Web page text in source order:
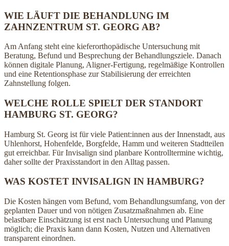
WIE LÄUFT DIE BEHANDLUNG IM
ZAHNZENTRUM ST. GEORG AB?
Am Anfang steht eine kieferorthopädische Untersuchung mit
Beratung, Befund und Besprechung der Behandlungsziele. Danach
können digitale Planung, Aligner-Fertigung, regelmäßige Kontrollen
und eine Retentionsphase zur Stabilisierung der erreichten
Zahnstellung folgen.
WELCHE ROLLE SPIELT DER STANDORT
HAMBURG ST. GEORG?
Hamburg St. Georg ist für viele Patient:innen aus der Innenstadt, aus
Uhlenhorst, Hohenfelde, Borgfelde, Hamm und weiteren Stadtteilen
gut erreichbar. Für Invisalign sind planbare Kontrolltermine wichtig,
daher sollte der Praxisstandort in den Alltag passen.
WAS KOSTET INVISALIGN IN HAMBURG?
Die Kosten hängen vom Befund, vom Behandlungsumfang, von der
geplanten Dauer und von nötigen Zusatzmaßnahmen ab. Eine
belastbare Einschätzung ist erst nach Untersuchung und Planung
möglich; die Praxis kann dann Kosten, Nutzen und Alternativen
transparent einordnen.